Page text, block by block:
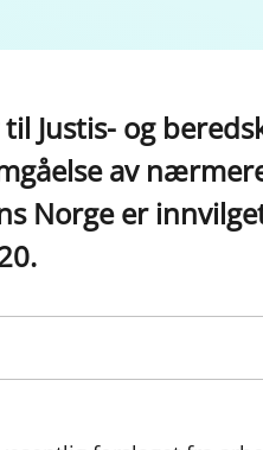
til Justis- og
av
Norge er